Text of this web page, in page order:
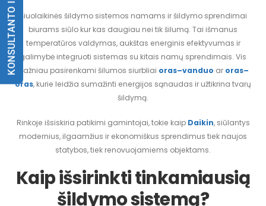
Šiuolaikinės šildymo sistemos namams ir šildymo sprendimai
biurams siūlo kur kas daugiau nei tik šilumą. Tai išmanus
temperatūros valdymas, aukštas energinis efektyvumas ir
galimybė integruoti sistemas su kitais namų sprendimais. Vis
dažniau pasirenkami šilumos siurbliai oras–vanduo aroras–
oras, kurie leidžia sumažinti energijos sąnaudas ir užtikrina tvarų
šildymą.
Rinkoje išsiskiria patikimi gamintojai, tokie kaip Daikin, siūlantys
modernius, ilgaamžius ir ekonomiškus sprendimus tiek naujos
statybos, tiek renovuojamiems objektams.
Kaip išsirinkti tinkamiausią
šildymo sistemą?